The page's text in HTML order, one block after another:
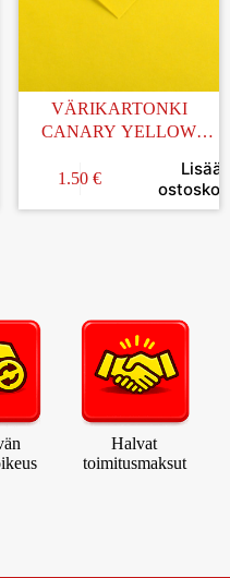
VÄRIKARTONKI
CANARY YELLOW
1.50 €
Lisää
Halvat
toimitusmaksut